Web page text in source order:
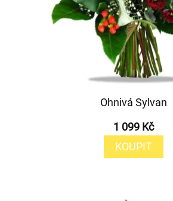
Ohnivá Sylvan
1 099 Kč
KOUPIT